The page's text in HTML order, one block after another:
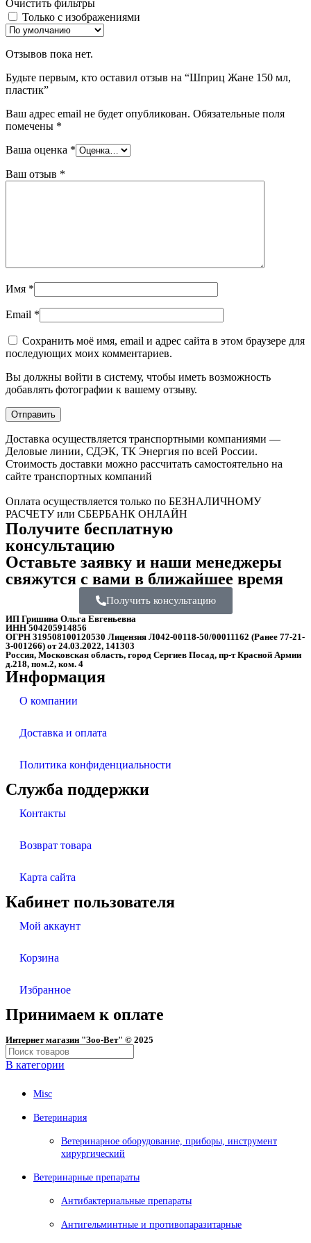
Очистить фильтры
Только с изображениями
Отзывов пока нет.
Будьте первым, кто оставил отзыв на “Шприц Жане 150 мл,
пластик”
Ваш адрес email не будет опубликован. Обязательные поля
помечены *
Ваша оценка *
Ваш отзыв *
Имя *
Email *
Сохранить моё имя, email и адрес сайта в этом браузере для
последующих моих комментариев.
Вы должны войти в систему, чтобы иметь возможность
добавлять фотографии к вашему отзыву.
Доставка осуществляется транспортными компаниями —
Деловые линии, СДЭК, ТК Энергия по всей России.
Стоимость доставки можно рассчитать самостоятельно на
сайте транспортных компаний
Оплата осуществляется только по БЕЗНАЛИЧНОМУ
РАСЧЕТУ или СБЕРБАНК ОНЛАЙН
Получите бесплатную
консультацию
Оставьте заявку и наши менеджеры
свяжутся с вами в ближайшее время
Получить консультацию
ИП Гришина Ольга Евгеньевна
ИНН 504205914856
ОГРН 319508100120530 Лицензия Л042-00118-50/00011162 (Ранее 77-21-
3-001266) от 24.03.2022, 141303
Россия, Московская область, город Сергиев Посад, пр-т Красной Армии
д.218, пом.2, ком. 4
Информация
О компании
Доставка и оплата
Политика конфиденциальности
Служба поддержки
Контакты
Возврат товара
Карта сайта
Кабинет пользователя
Мой аккаунт
Корзина
Избранное
Принимаем к оплате
Интернет магазин "Зоо-Вет" © 2025
В категории
Misc
Ветеринария
Ветеринарное оборудование, приборы, инструмент
хирургический
Ветеринарные препараты
Антибактериальные препараты
Антигельминтные и противопаразитарные